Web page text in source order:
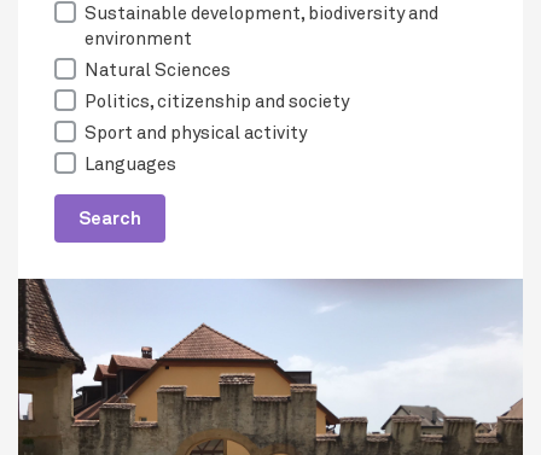
Sustainable development, biodiversity and
environment
Natural Sciences
Politics, citizenship and society
Sport and physical activity
Languages
Search